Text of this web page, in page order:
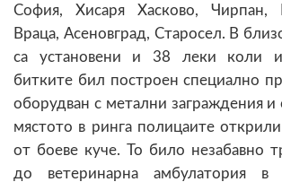
София, Хисаря Хасково, Чирпан,
Враца, Асеновград, Старосел. В
са установени и 38 леки коли
битките бил построен специално
оборудван с метални заграждения и
мястото в ринга полицаите
от боеве куче. То било незабавно
до ветеринарна амбулатория